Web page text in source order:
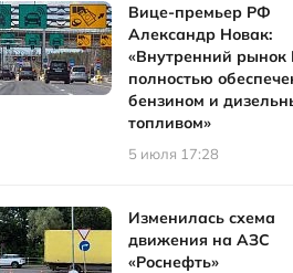
Вице-премьер РФ
Александр Новак:
«Внутренний рынок
полностью
бензином и
топливом»
5 июля 17:28
Изменилась схема
движения на АЗС
«Роснефть»